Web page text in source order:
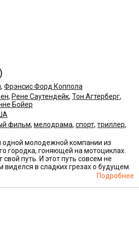
, Фрэнсис Форд Коппола
, Рене Саутендейк, Тон Агтерберг,
Бойер
фильм, мелодрама, спорт, триллер,
одной молодежной компании из
городка, гоняющей на мотоциклах.
путь. И этот путь совсем не
виделся в сладких грезах о будущем.
Подробнее